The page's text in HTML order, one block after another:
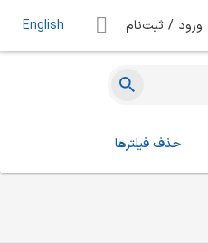
ورود / ثبت‌نام English
حذف فیلترها